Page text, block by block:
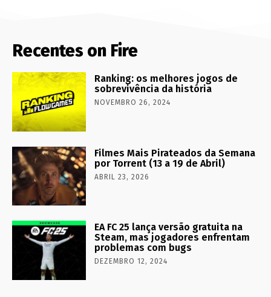
Recentes on Fire
Ranking: os melhores jogos de
sobrevivência da história
NOVEMBRO 26, 2024
Filmes Mais Pirateados da Semana
por Torrent (13 a 19 de Abril)
ABRIL 23, 2026
EA FC 25 lança versão gratuita na
Steam, mas jogadores enfrentam
problemas com bugs
DEZEMBRO 12, 2024